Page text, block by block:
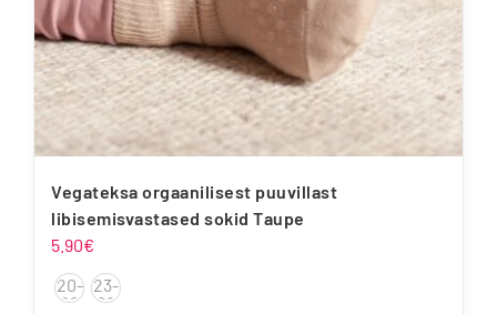
Vegateksa orgaanilisest puuvillast
libisemisvastased sokid Taupe
5.90€
20-
22
23-
26